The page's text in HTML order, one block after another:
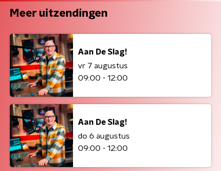
Meer uitzendingen
Aan De Slag!
vr 7 augustus
09:00 - 12:00
Aan De Slag!
do 6 augustus
09:00 - 12:00